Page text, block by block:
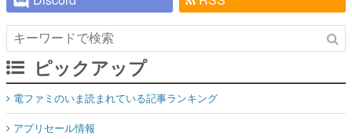
ピックアップ
電ファミのいま読まれている記事ランキング
アプリセール情報